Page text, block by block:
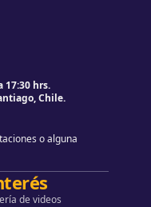
17:30 hrs.
Chile.
o alguna
de videos